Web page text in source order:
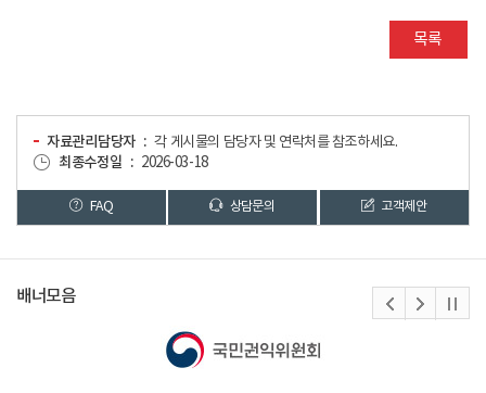
목록
자료관리담당자
각 게시물의 담당자 및 연락처를 참조하세요.
최종수정일
2026-03-18
FAQ 상담문의 고객제안
배너모음